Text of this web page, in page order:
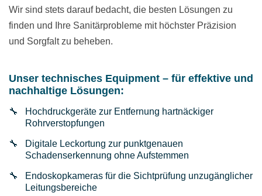
Wir sind stets darauf bedacht, die besten Lösungen zu
finden und Ihre Sanitärprobleme mit höchster Präzision
und Sorgfalt zu beheben.
Unser technisches Equipment – für effektive und
nachhaltige Lösungen:
Hochdruckgeräte zur Entfernung hartnäckiger
Rohrverstopfungen
Digitale Leckortung zur punktgenauen
Schadenserkennung ohne Aufstemmen
Endoskopkameras für die Sichtprüfung unzugänglicher
Leitungsbereiche